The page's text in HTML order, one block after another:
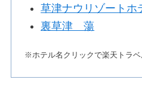
草津ナウリゾートホ
裏草津 蕩
※ホテル名クリックで楽天トラ